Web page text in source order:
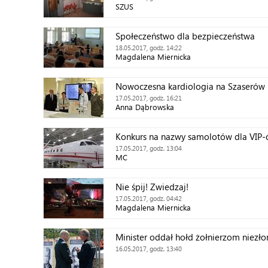
SZUS
Społeczeństwo dla bezpieczeństwa
18.05.2017, godz. 14:22
Magdalena Miernicka
Nowoczesna kardiologia na Szaserów
17.05.2017, godz. 16:21
Anna Dąbrowska
Konkurs na nazwy samolotów dla
17.05.2017, godz. 13:04
MC
Nie śpij! Zwiedzaj!
17.05.2017, godz. 04:42
Magdalena Miernicka
Minister oddał hołd żołnierzom
16.05.2017, godz. 13:40